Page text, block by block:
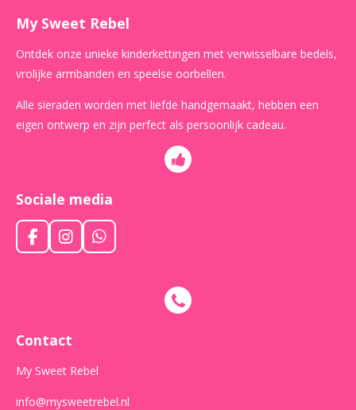
My Sweet Rebel
Ontdek onze unieke kinderkettingen met verwisselbare bedels,
vrolijke armbanden en speelse oorbellen.
Alle sieraden worden met liefde handgemaakt, hebben een
eigen ontwerp en zijn perfect als persoonlijk cadeau.
Sociale media
F
a
k
I
n
r
a
m
W
h
Contact
My Sweet Rebel
info@mysweetrebel.nl